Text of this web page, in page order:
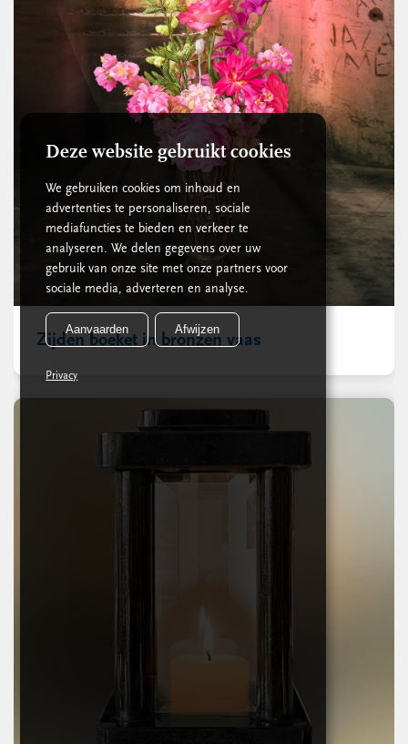
Zijden boeket in bronzen vaas
Deze website gebruikt cookies
We gebruiken cookies om inhoud en
advertenties te personaliseren, sociale
mediafuncties te bieden en verkeer te
analyseren. We delen gegevens over uw
gebruik van onze site met onze partners voor
sociale media, adverteren en analyse.
Aanvaarden Afwijzen
Privacy